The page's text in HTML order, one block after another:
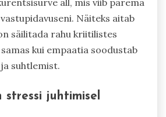
all, mis viib parema
Näiteks aitab
säilitada rahu kriitilistes
kui empaatia soodustab
suhtlemist.
stressi juhtimisel